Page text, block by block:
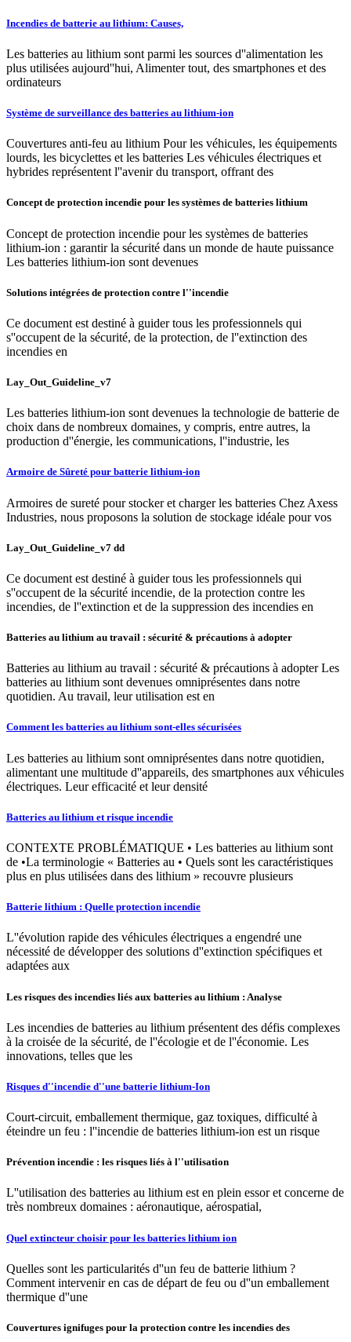
Incendies de batterie au lithium: Causes,
Les batteries au lithium sont parmi les sources d''alimentation les
plus utilisées aujourd''hui, Alimenter tout, des smartphones et des
ordinateurs
Système de surveillance des batteries au lithium-ion
Couvertures anti-feu au lithium Pour les véhicules, les équipements
lourds, les bicyclettes et les batteries Les véhicules électriques et
hybrides représentent l''avenir du transport, offrant des
Concept de protection incendie pour les systèmes de batteries lithium
Concept de protection incendie pour les systèmes de batteries
lithium-ion : garantir la sécurité dans un monde de haute puissance
Les batteries lithium-ion sont devenues
Solutions intégrées de protection contre l''incendie
Ce document est destiné à guider tous les professionnels qui
s''occupent de la sécurité, de la protection, de l''extinction des
incendies en
Lay_Out_Guideline_v7
Les batteries lithium-ion sont devenues la technologie de batterie de
choix dans de nombreux domaines, y compris, entre autres, la
production d''énergie, les communications, l''industrie, les
Armoire de Sûreté pour batterie lithium-ion
Armoires de sureté pour stocker et charger les batteries Chez Axess
Industries, nous proposons la solution de stockage idéale pour vos
Lay_Out_Guideline_v7 dd
Ce document est destiné à guider tous les professionnels qui
s''occupent de la sécurité incendie, de la protection contre les
incendies, de l''extinction et de la suppression des incendies en
Batteries au lithium au travail : sécurité & précautions à adopter
Batteries au lithium au travail : sécurité & précautions à adopter Les
batteries au lithium sont devenues omniprésentes dans notre
quotidien. Au travail, leur utilisation est en
Comment les batteries au lithium sont-elles sécurisées
Les batteries au lithium sont omniprésentes dans notre quotidien,
alimentant une multitude d''appareils, des smartphones aux véhicules
électriques. Leur efficacité et leur densité
Batteries au lithium et risque incendie
CONTEXTE PROBLÉMATIQUE • Les batteries au lithium sont
de •La terminologie « Batteries au • Quels sont les caractéristiques
plus en plus utilisées dans des lithium » recouvre plusieurs
Batterie lithium : Quelle protection incendie
L''évolution rapide des véhicules électriques a engendré une
nécessité de développer des solutions d''extinction spécifiques et
adaptées aux
Les risques des incendies liés aux batteries au lithium : Analyse
Les incendies de batteries au lithium présentent des défis complexes
à la croisée de la sécurité, de l''écologie et de l''économie. Les
innovations, telles que les
Risques d''incendie d''une batterie lithium-Ion
Court-circuit, emballement thermique, gaz toxiques, difficulté à
éteindre un feu : l''incendie de batteries lithium-ion est un risque
Prévention incendie : les risques liés à l''utilisation
L''utilisation des batteries au lithium est en plein essor et concerne de
très nombreux domaines : aéronautique, aérospatial,
Quel extincteur choisir pour les batteries lithium ion
Quelles sont les particularités d''un feu de batterie lithium ?
Comment intervenir en cas de départ de feu ou d''un emballement
thermique d''une
Couvertures ignifuges pour la protection contre les incendies des